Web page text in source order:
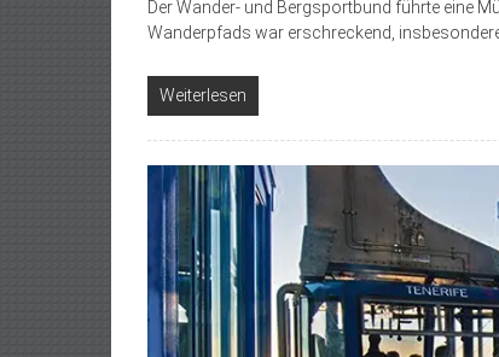
Der Wander- und Bergsportbund führte eine
Wanderpfads war erschreckend,
Weiterlesen